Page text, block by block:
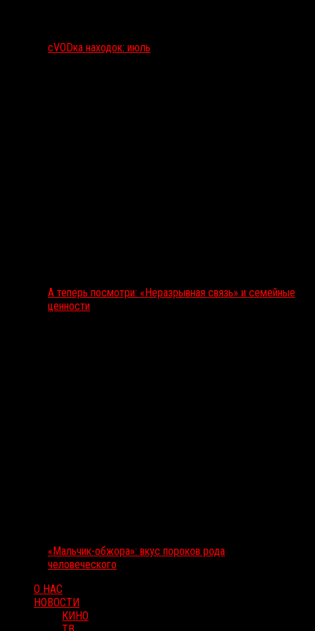
сVODка находок: июль
А теперь посмотри: «Неразрывная связь» и семейные
ценности
«Мальчик-обжора»: вкус пороков рода
человеческого
О НАС
НОВОСТИ
КИНО